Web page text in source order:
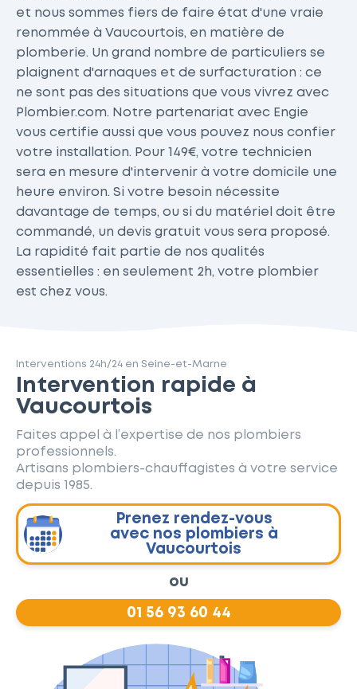
et nous sommes fiers de faire état d'une vraie
renommée à Vaucourtois, en matière de
plomberie. Un grand nombre de particuliers se
plaignent d'arnaques et de surfacturation : ce
ne sont pas des situations que vous vivrez avec
Plombier.com. Notre partenariat avec Engie
vous certifie aussi que vous pouvez nous confier
votre installation. Pour 149€, votre technicien
sera en mesure d'intervenir à votre domicile une
heure environ. Si votre besoin nécessite
davantage de temps, ou si du matériel doit être
commandé, un devis gratuit vous sera proposé.
La rapidité fait partie de nos qualités
essentielles : en seulement 2h, votre plombier
est chez vous.
Interventions 24h/24 en Seine-et-Marne
Intervention rapide à
Vaucourtois
Faites appel à l’expertise de nos plombiers
professionnels.
Artisans plombiers-chauffagistes à votre service
depuis 1985.
Prenez rendez-vous
avec nos plombiers à
Vaucourtois
ou
01 56 93 60 44